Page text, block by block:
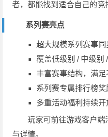
者，都能找到适合自己的竞
系列赛亮点
超大规模系列赛事同
覆盖低级别 / 中级别
丰富赛事结构，满
系列赛专属排行榜
多重活动福利持续开
玩家可前往游戏客户
与详情。